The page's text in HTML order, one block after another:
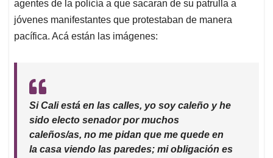
A
p
p
o
o
k
d
I
n
d
s
agentes de la policía a que sacaran de su patrulla a
jóvenes manifestantes que protestaban de manera
pacífica. Acá están las imágenes:
Si Cali está en las calles, yo soy caleño y he
sido electo senador por muchos
caleños/as, no me pidan que me quede en
la casa viendo las paredes; mi obligación es